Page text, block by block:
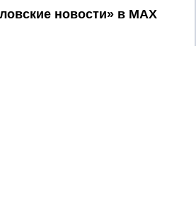
Принять